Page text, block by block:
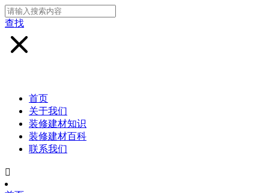
查找
首页
关于我们
装修建材知识
装修建材百科
联系我们
